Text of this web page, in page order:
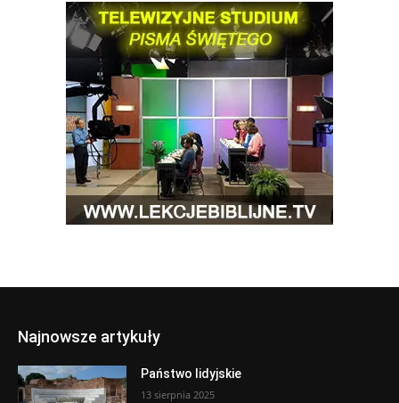
Najnowsze artykuły
Państwo lidyjskie
13 sierpnia 2025